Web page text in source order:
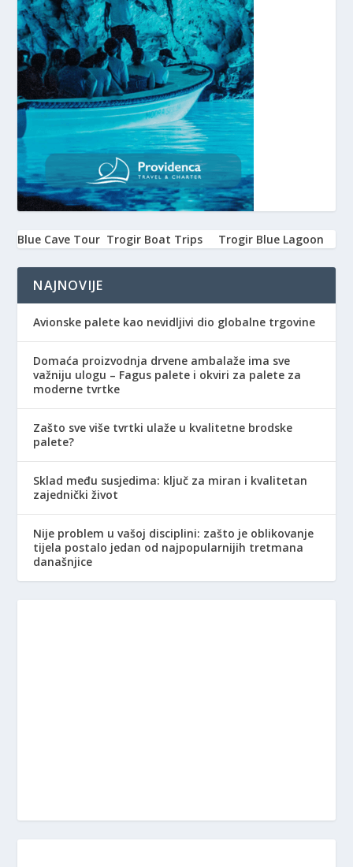
Blue Cave Tour Trogir Boat Trips Trogir Blue Lagoon
NAJNOVIJE
Avionske palete kao nevidljivi dio globalne trgovine
Domaća proizvodnja drvene ambalaže ima sve
važniju ulogu – Fagus palete i okviri za palete za
moderne tvrtke
Zašto sve više tvrtki ulaže u kvalitetne brodske
palete?
Sklad među susjedima: ključ za miran i kvalitetan
zajednički život
Nije problem u vašoj disciplini: zašto je oblikovanje
tijela postalo jedan od najpopularnijih tretmana
današnjice